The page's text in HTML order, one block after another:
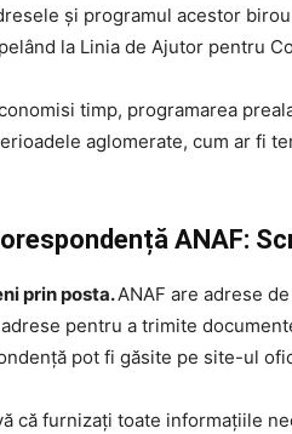
și programul acestor
la Linia de Ajutor pentru
timp, programarea
aglomerate, cum ar fi
ANAF:
prin posta.ANAF are adrese
pentru a trimite
pot fi găsite pe site-ul
că furnizați toate informațiile